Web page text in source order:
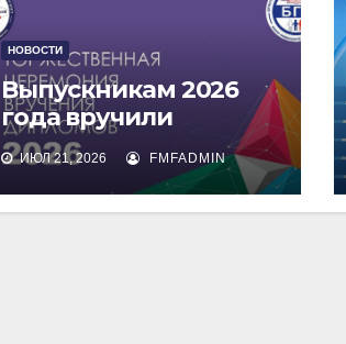
НОВОСТИ
Выпускникам 2026
года вручили
дипломы о высшем
образовании
ИЮЛ 21, 2026 FMFADMIN